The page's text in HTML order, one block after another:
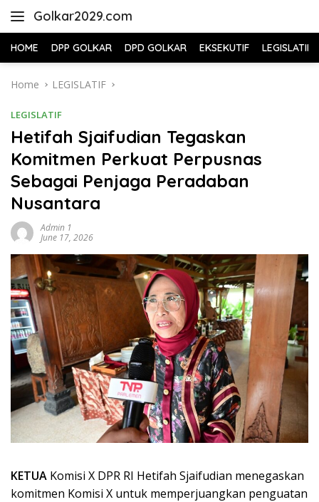
Golkar2029.com
HOME DPP GOLKAR DPD GOLKAR EKSEKUTIF LEGISLATIF
Home LEGISLATIF
LEGISLATIF
Hetifah Sjaifudian Tegaskan
Komitmen Perkuat Perpusnas
Sebagai Penjaga Peradaban
Nusantara
Admin 1
June 17, 2026
KETUA Komisi X DPR RI Hetifah Sjaifudian menegaskan
komitmen Komisi X untuk memperjuangkan penguatan